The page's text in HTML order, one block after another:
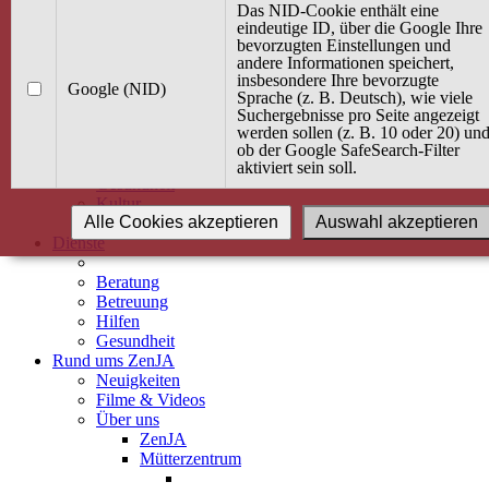
Angebot / Kurs suchen
Babybauch & Elternschaft
Gesundheit
Kultur
Alle Kurse
Dienste
Beratung
Betreuung
Hilfen
Gesundheit
Rund ums ZenJA
Neuigkeiten
Filme & Videos
Über uns
ZenJA
Mütterzentrum
Google (NID)
Das NID-Cookie enthält eine
eindeutige ID, über die Google Ihre
bevorzugten Einstellungen und
andere Informationen speichert,
insbesondere Ihre bevorzugte
Sprache (z. B. Deutsch), wie viele
Suchergebnisse pro Seite angezeigt
werden sollen (z. B. 10 oder 20) und
ob der Google SafeSearch-Filter
aktiviert sein soll.
Auswahl akzeptieren
Alle Cookies akzeptieren